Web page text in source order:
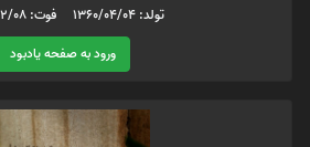
تولد: 1360/04/04 فوت: 1397/12/08
ورود به صفحه یادبود